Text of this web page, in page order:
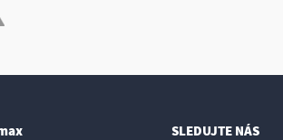
SLEDUJTE NÁS